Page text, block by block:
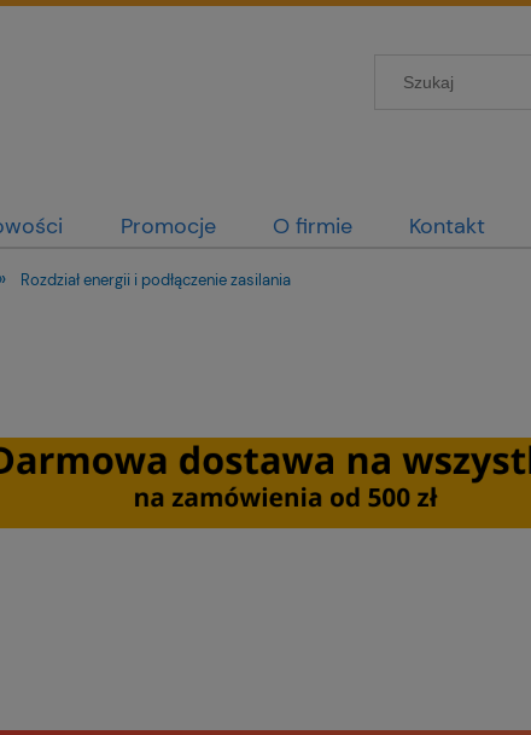
Promocje O firmie Kontakt
» Rozdział energii i podłączenie zasilania